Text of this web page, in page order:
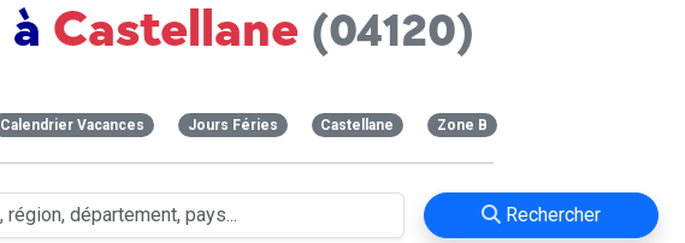
à Castellane (04120)
Calendrier Vacances Jours Féries Castellane Zone B
Rechercher